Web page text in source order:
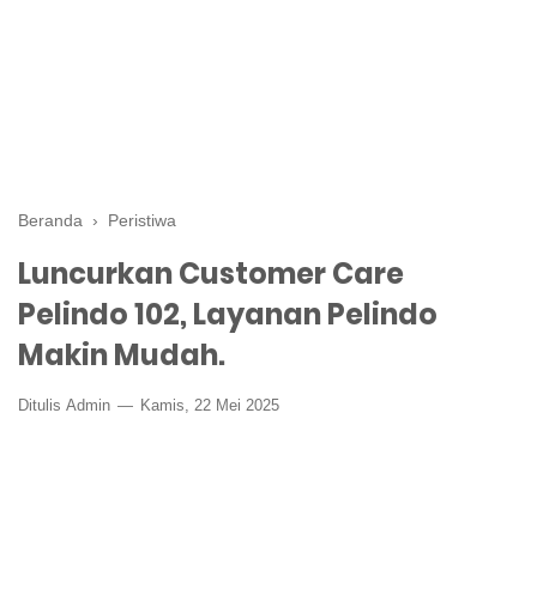
Beranda › Peristiwa
Luncurkan Customer Care
Pelindo 102, Layanan Pelindo
Makin Mudah.
Ditulis Admin Kamis, 22 Mei 2025